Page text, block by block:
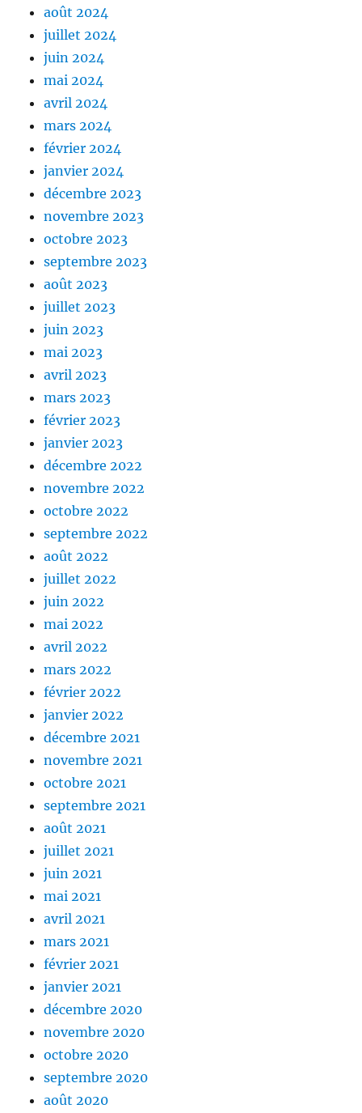
août 2024
juillet 2024
juin 2024
mai 2024
avril 2024
mars 2024
février 2024
janvier 2024
décembre 2023
novembre 2023
octobre 2023
septembre 2023
août 2023
juillet 2023
juin 2023
mai 2023
avril 2023
mars 2023
février 2023
janvier 2023
décembre 2022
novembre 2022
octobre 2022
septembre 2022
août 2022
juillet 2022
juin 2022
mai 2022
avril 2022
mars 2022
février 2022
janvier 2022
décembre 2021
novembre 2021
octobre 2021
septembre 2021
août 2021
juillet 2021
juin 2021
mai 2021
avril 2021
mars 2021
février 2021
janvier 2021
décembre 2020
novembre 2020
octobre 2020
septembre 2020
août 2020